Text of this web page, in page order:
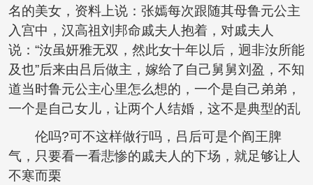
名的美女，资料上说：张嫣每次跟随其母鲁元公主
入宫中，汉高祖刘邦命戚夫人抱着，对戚夫人
说：“汝虽妍雅无双，然此女十年以后，迥非汝所能
及也”后来由吕后做主，嫁给了自己舅舅刘盈，不知
道当时鲁元公主心里怎么想的，一个是自己弟弟，
一个是自己女儿，让两个人结婚，这不是典型的乱
伦吗?可不这样做行吗，吕后可是个阎王脾
气，只要看一看悲惨的戚夫人的下场，就足够让人
不寒而栗